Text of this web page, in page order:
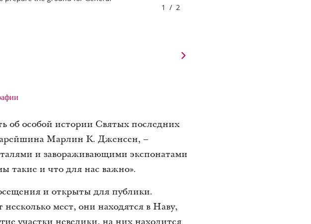
1 / 2
об особой истории Святых последних
Марлин К. Дженсен, –
и завораживающими экспонатами
такие и что для нас важно».
и открыты для публики.
мест, они находятся в Наву,